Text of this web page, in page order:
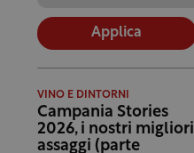
Applica
VINO E DINTORNI
Campania Stories
2026, i nostri migliori
assaggi (parte